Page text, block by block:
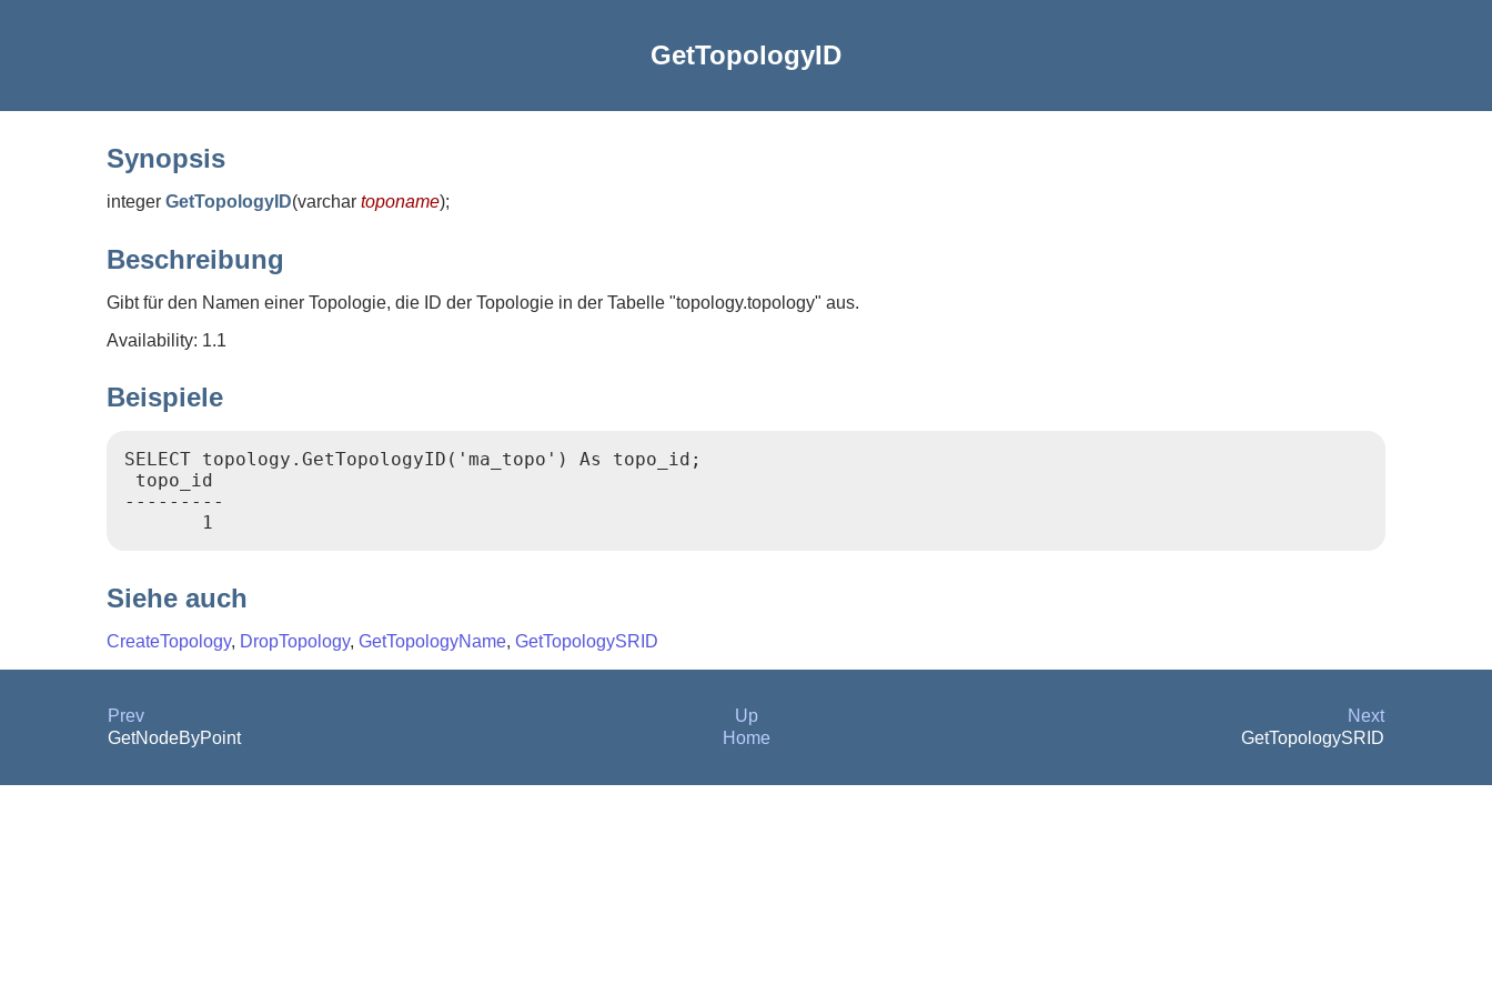
GetTopologyID
Synopsis
integer GetTopologyID(varchar toponame);
Beschreibung
Gibt für den Namen einer Topologie, die ID der Topologie in der Tabelle "topology.topology" aus.
Availability: 1.1
Beispiele
SELECT topology.GetTopologyID('ma_topo') As topo_id;
topo_id
---------
       1
Siehe auch
CreateTopology, DropTopology, GetTopologyName, GetTopologySRID
Prev Up
Next
GetNodeByPoint
Home GetTopologySRID